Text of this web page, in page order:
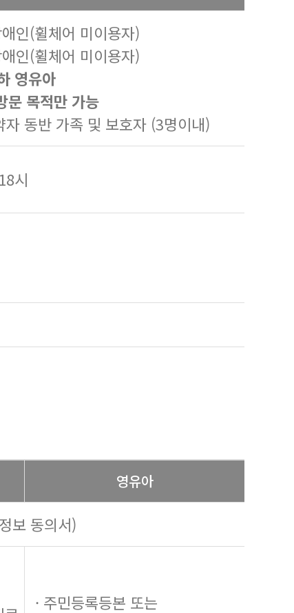
인(휠체어 미이용자)
인(휠체어 미이용자)
영유아
문 목적만 가능
자 동반 가족 및 보호자 (3명이내)
시
영유아
보 동의서)
· 주민등록등본 또는